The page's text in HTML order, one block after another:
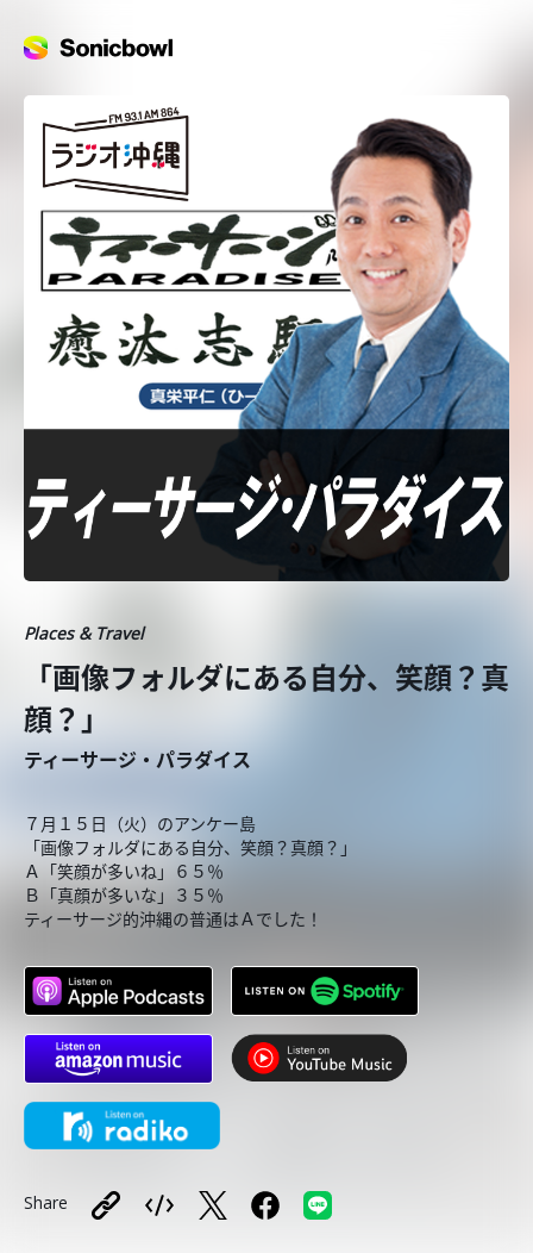
Places & Travel
「画像フォルダにある自分、笑顔？真
顔？」
ティーサージ・パラダイス
７月１５日（火）のアンケー島
「画像フォルダにある自分、笑顔？真顔？」
Ａ「笑顔が多いね」６５％
Ｂ「真顔が多いな」３５％
ティーサージ的沖縄の普通はＡでした！
Share